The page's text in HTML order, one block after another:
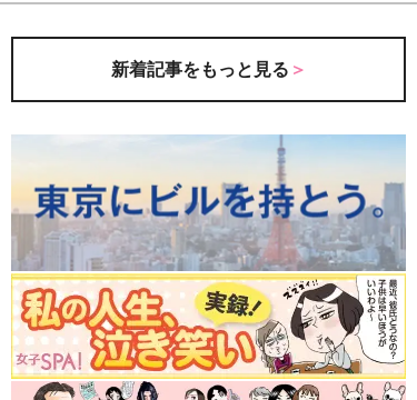
新着記事をもっと見る